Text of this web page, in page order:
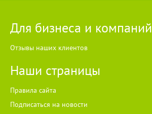
Для бизнеса и компаний
Отзывы наших клиентов
Наши страницы
Правила сайта
Подписаться на новости